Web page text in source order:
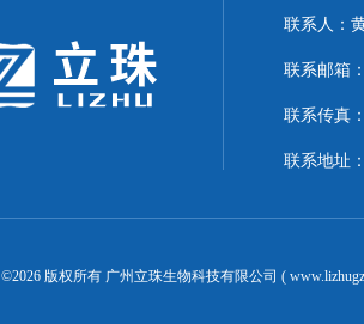
联系人：
联系邮箱
联系传真
联系地址
©2026 版权所有 广州立珠生物科技有限公司 (